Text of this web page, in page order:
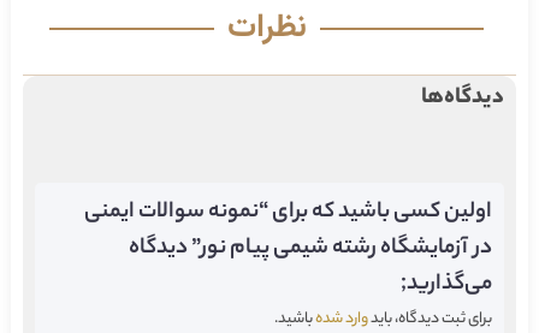
نظرات
دیدگاه‌ها
اولین کسی باشید که برای “نمونه سوالات ایمنی
در آزمایشگاه رشته شیمی پیام نور” دیدگاه
می‌گذارید;
برای ثبت دیدگاه، بایدوارد شدهباشید.